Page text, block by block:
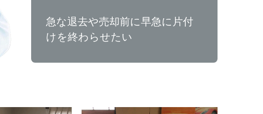
急な退去や売却前に早急に片付
けを終わらせたい